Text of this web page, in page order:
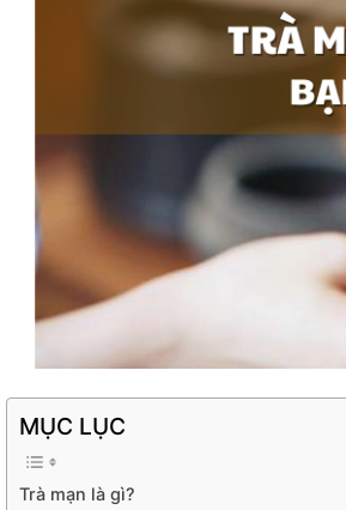
MỤC LỤC
Trà mạn là gì?